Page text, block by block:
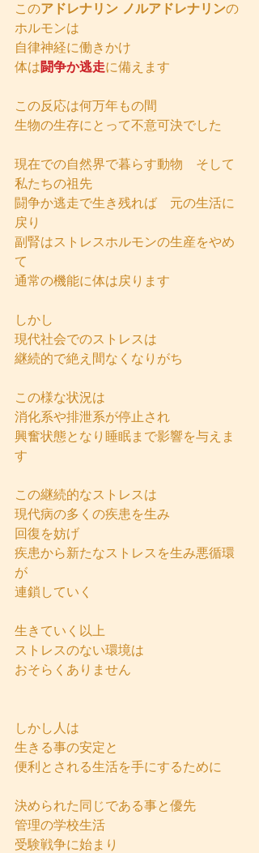
このアドレナリン ノルアドレナリンの
ホルモンは
自律神経に働きかけ
体は闘争か逃走に備えます
この反応は何万年もの間
生物の生存にとって不意可決でした
現在での自然界で暮らす動物　そして
私たちの祖先
闘争か逃走で生き残れば　元の生活に
戻り
副腎はストレスホルモンの生産をやめ
て
通常の機能に体は戻ります
しかし
現代社会でのストレスは
継続的で絶え間なくなりがち
この様な状況は
消化系や排泄系が停止され
興奮状態となり睡眠まで影響を与えま
す
この継続的なストレスは
現代病の多くの疾患を生み
回復を妨げ
疾患から新たなストレスを生み悪循環
が
連鎖していく
生きていく以上
ストレスのない環境は
おそらくありません
しかし人は
生きる事の安定と
便利とされる生活を手にするために
決められた同じである事と優先
管理の学校生活
受験戦争に始まり